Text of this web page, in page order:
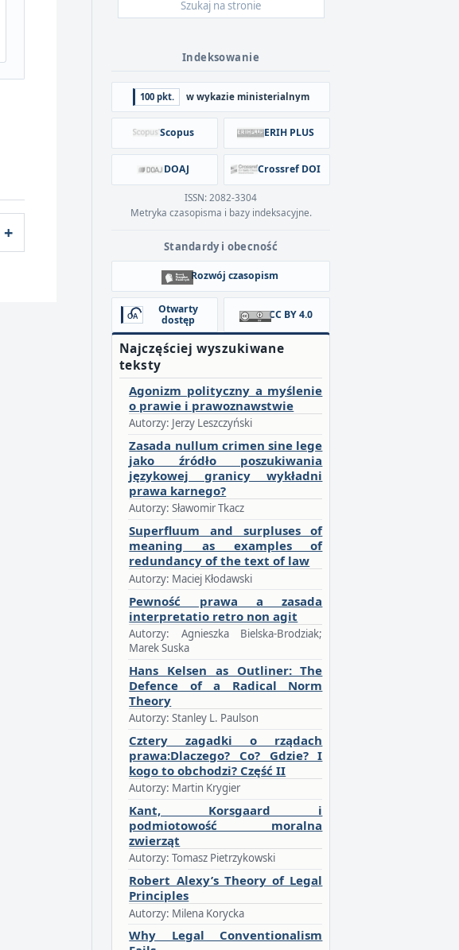
Indeksowanie
100 pkt. w wykazie ministerialnym
Scopus ERIH PLUS
DOAJ Crossref DOI
ISSN: 2082-3304
Metryka czasopisma i bazy indeksacyjne.
Standardy i obecność
Rozwój czasopism
Otwarty
dostęp
CC BY 4.0
Najczęściej wyszukiwane
teksty
Agonizm polityczny a myślenie
o prawie i prawoznawstwie
Autorzy: Jerzy Leszczyński
Zasada nullum crimen sine lege
jako źródło poszukiwania
językowej granicy wykładni
prawa karnego?
Autorzy: Sławomir Tkacz
Superfluum and surpluses of
meaning as examples of
redundancy of the text of law
Autorzy: Maciej Kłodawski
Pewność prawa a zasada
interpretatio retro non agit
Autorzy: Agnieszka Bielska-Brodziak;
Marek Suska
Hans Kelsen as Outliner: The
Defence of a Radical Norm
Theory
Autorzy: Stanley L. Paulson
Cztery zagadki o rządach
prawa:Dlaczego? Co? Gdzie? I
kogo to obchodzi? Część II
Autorzy: Martin Krygier
Kant, Korsgaard i
podmiotowość moralna
zwierząt
Autorzy: Tomasz Pietrzykowski
Robert Alexy’s Theory of Legal
Principles
Autorzy: Milena Korycka
Why Legal Conventionalism